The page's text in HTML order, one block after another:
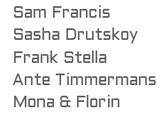
Sam Francis
Sasha Drutskoy
Frank Stella
Ante Timmermans
Mona & Florin